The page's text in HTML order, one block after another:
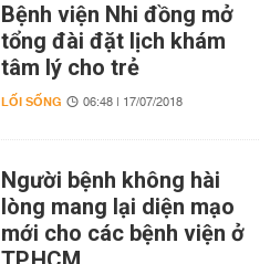
Bệnh viện Nhi đồng mở
tổng đài đặt lịch khám
tâm lý cho trẻ
LỐI SỐNG 06:48 | 17/07/2018
Người bệnh không hài
lòng mang lại diện mạo
mới cho các bệnh viện ở